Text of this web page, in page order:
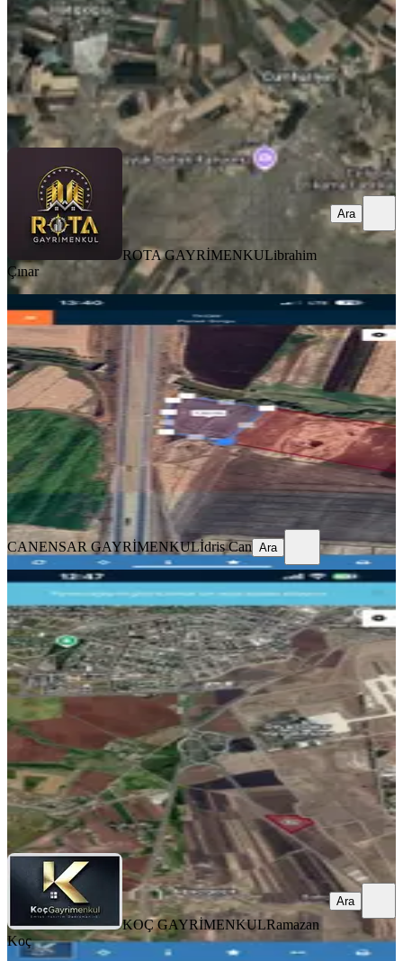
4.350.000 ₺5.250.000 ₺
ROTA GAYRİMENKUL ibrahim Çınar
Ara
ROTA GAYRİMENKULibrahim
Çınar
Ara
YOLA YAKIN
Çevre Yoluna Sıfır Arazi
Diyarbakır, Bağlar
230 m²
·Elektrik Hattı, Sanayi Elektriği +3·
73.913/m²·01.08.2026
17.000.000 ₺
CANENSAR GAYRİMENKUL İdris Can
Ara
CANENSAR GAYRİMENKULİdris Can Ara
TAKASLI
Havaalanı Kavşağında Satılık
Caddeye Sıfır Fırsat Arazi
Diyarbakır, Bağlar
900 m²·2.667/m²·31.07.2026
2.400.000 ₺
KOÇ GAYRİMENKULRamazan Koç
Ara
KOÇ GAYRİMENKULRamazan
Koç
Ara